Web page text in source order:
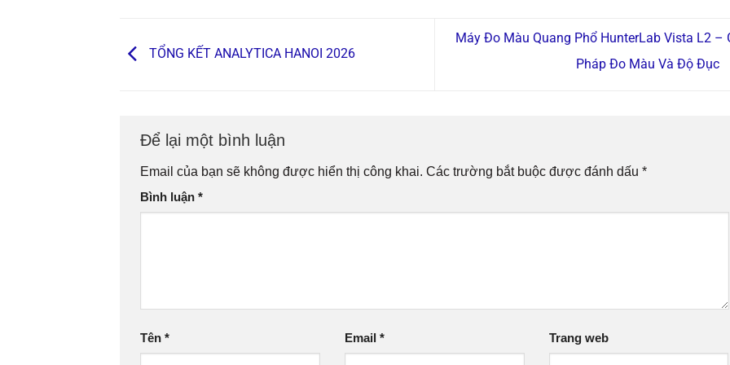
TỔNG KẾT ANALYTICA HANOI 2026
Máy Đo Màu Quang Phổ HunterLab Vista L2 –
Pháp Đo Màu Và Độ Đục
Để lại một bình luận
Email của bạn sẽ không được hiển thị công khai. Các trường bắt buộc được đánh dấu *
Bình luận *
Tên * Email * Trang web